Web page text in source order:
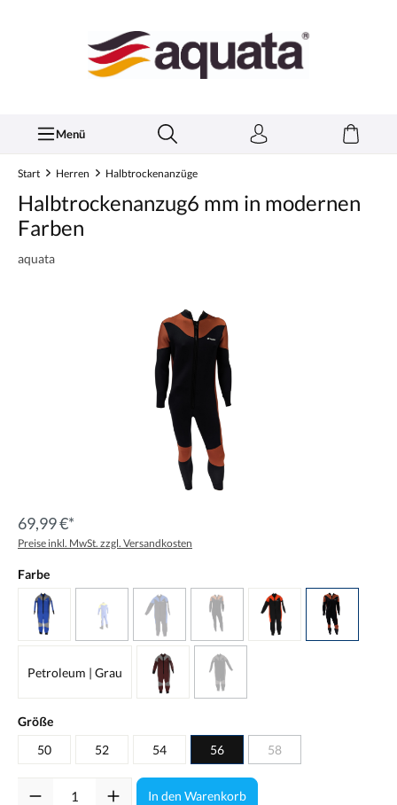
Menü
Start Herren Halbtrockenanzüge
Halbtrockenanzug6 mm in modernen
Farben
aquata
69,99 €*
Preise inkl. MwSt. zzgl. Versandkosten
Farbe
Petroleum | Grau
Größe
50
52 54 56 58
In den Warenkorb